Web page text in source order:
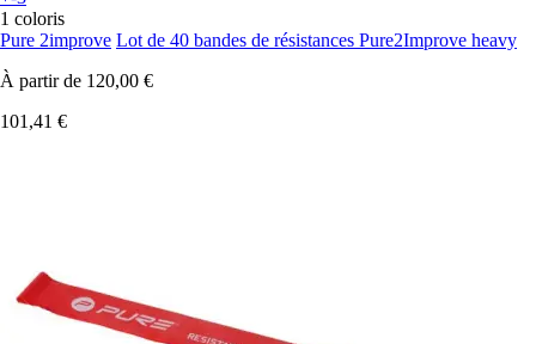
1 coloris
Pure 2improve Lot de 40 bandes de résistances Pure2Improve heavy
À partir de 120,00 €
101,41 €